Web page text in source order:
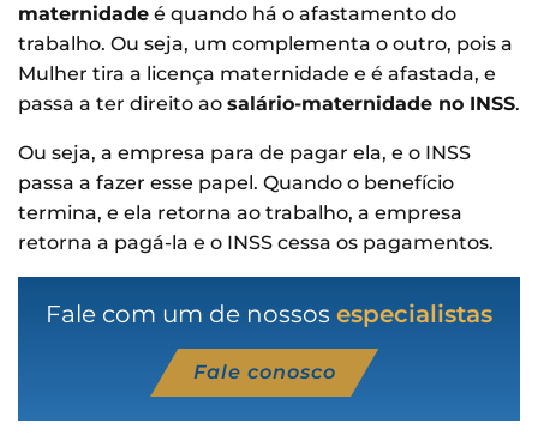
maternidade é quando há o afastamento do
trabalho. Ou seja, um complementa o outro, pois a
Mulher tira a licença maternidade e é afastada, e
passa a ter direito ao salário-maternidade no INSS.
Ou seja, a empresa para de pagar ela, e o INSS
passa a fazer esse papel. Quando o benefício
termina, e ela retorna ao trabalho, a empresa
retorna a pagá-la e o INSS cessa os pagamentos.
Fale com um de nossos especialistas
Fale conosco